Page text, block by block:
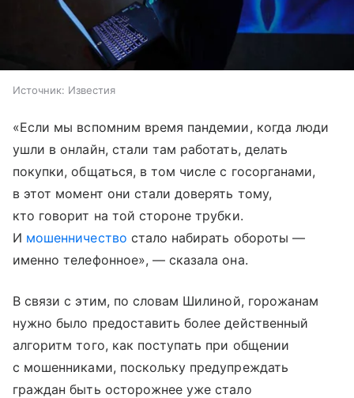
Источник: Известия
«Если мы вспомним время пандемии, когда люди
ушли в онлайн, стали там работать, делать
покупки, общаться, в том числе с госорганами,
в этот момент они стали доверять тому,
кто говорит на той стороне трубки.
И мошенничество стало набирать обороты —
именно телефонное», — сказала она.
В связи с этим, по словам Шилиной, горожанам
нужно было предоставить более действенный
алгоритм того, как поступать при общении
с мошенниками, поскольку предупреждать
граждан быть осторожнее уже стало